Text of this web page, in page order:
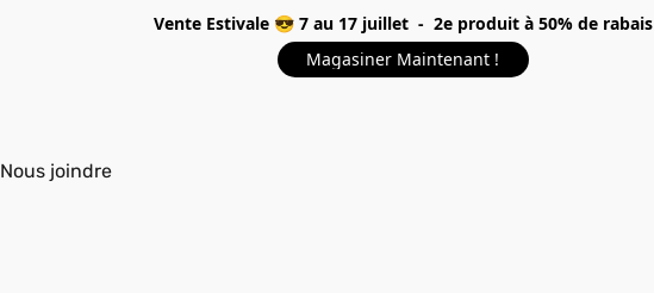
Vente Estivale 😎 7 au 17 juillet - 2e produit à 50% de rabais
Magasiner Maintenant !
Nous joindre